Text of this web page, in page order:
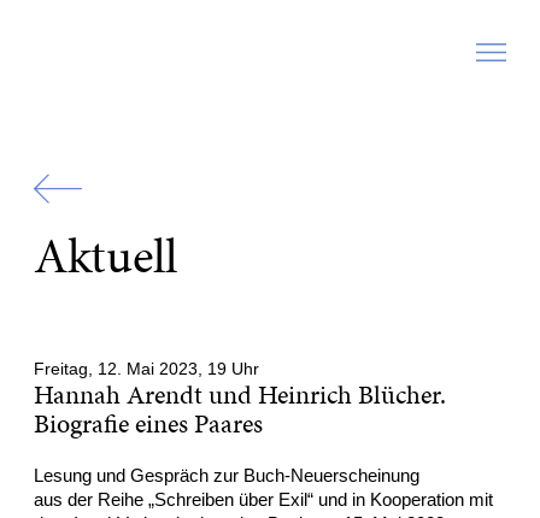
Aktuell
Freitag, 12. Mai 2023, 19 Uhr
Hannah Arendt und Heinrich Blücher.
Biografie eines Paares
Lesung und Gespräch zur Buch-Neuerscheinung
aus der Reihe „Schreiben über Exil“ und in Kooperation mit